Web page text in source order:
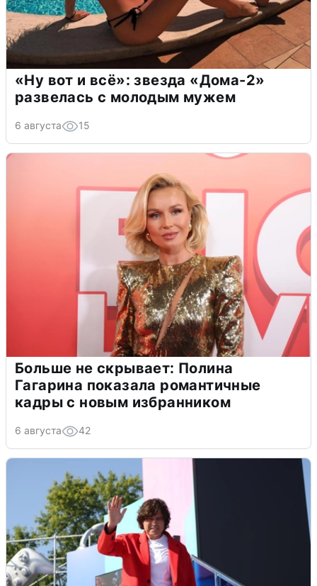
«Ну вот и всё»: звезда «Дома-2»
развелась с молодым мужем
6 августа 15
Больше не скрывает: Полина
Гагарина показала романтичные
кадры с новым избранником
6 августа 42